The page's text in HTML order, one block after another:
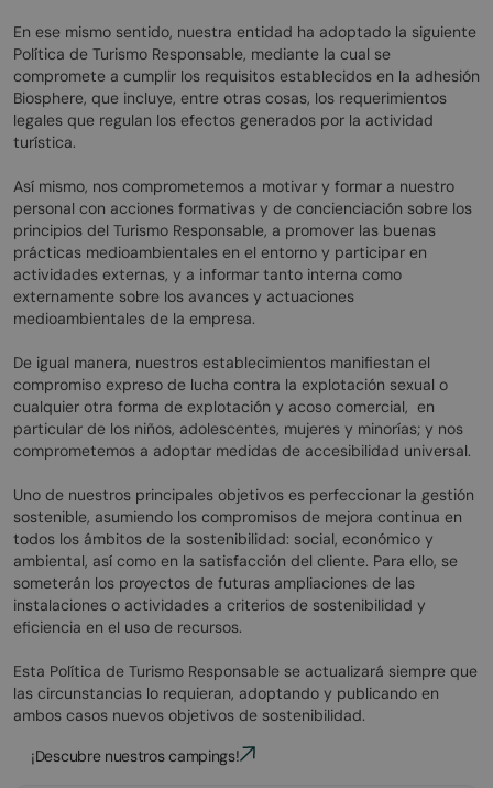
En ese mismo sentido, nuestra entidad ha adoptado la siguiente
Política de Turismo Responsable, mediante la cual se
compromete a cumplir los requisitos establecidos en la adhesión
Biosphere, que incluye, entre otras cosas, los requerimientos
legales que regulan los efectos generados por la actividad
turística.
Así mismo, nos comprometemos a motivar y formar a nuestro
personal con acciones formativas y de concienciación sobre los
principios del Turismo Responsable, a promover las buenas
prácticas medioambientales en el entorno y participar en
actividades externas, y a informar tanto interna como
externamente sobre los avances y actuaciones
medioambientales de la empresa.
De igual manera, nuestros establecimientos manifiestan el
compromiso expreso de lucha contra la explotación sexual o
cualquier otra forma de explotación y acoso comercial, en
particular de los niños, adolescentes, mujeres y minorías; y nos
comprometemos a adoptar medidas de accesibilidad universal.
Uno de nuestros principales objetivos es perfeccionar la gestión
sostenible, asumiendo los compromisos de mejora continua en
todos los ámbitos de la sostenibilidad: social, económico y
ambiental, así como en la satisfacción del cliente. Para ello, se
someterán los proyectos de futuras ampliaciones de las
instalaciones o actividades a criterios de sostenibilidad y
eficiencia en el uso de recursos.
Esta Política de Turismo Responsable se actualizará siempre que
las circunstancias lo requieran, adoptando y publicando en
ambos casos nuevos objetivos de sostenibilidad.
¡Descubre nuestros campings!